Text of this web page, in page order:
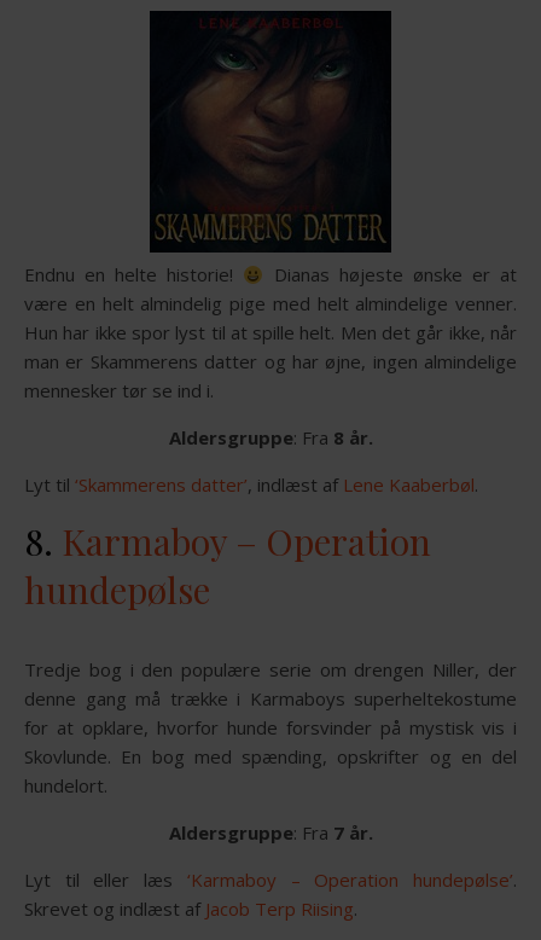
Endnu en helte historie!
Dianas højeste ønske er at
være en helt almindelig pige med helt almindelige venner.
Hun har ikke spor lyst til at spille helt. Men det går ikke, når
man er Skammerens datter og har øjne, ingen almindelige
mennesker tør se ind i.
Aldersgruppe: Fra 8 år.
Lyt til ‘Skammerens datter’, indlæst af Lene Kaaberbøl.
8. Karmaboy – Operation
hundepølse
Tredje bog i den populære serie om drengen Niller, der
denne gang må trække i Karmaboys superheltekostume
for at opklare, hvorfor hunde forsvinder på mystisk vis i
Skovlunde. En bog med spænding, opskrifter og en del
hundelort.
Aldersgruppe: Fra 7 år.
Lyt til eller læs ‘Karmaboy – Operation hundepølse’.
Skrevet og indlæst af Jacob Terp Riising.